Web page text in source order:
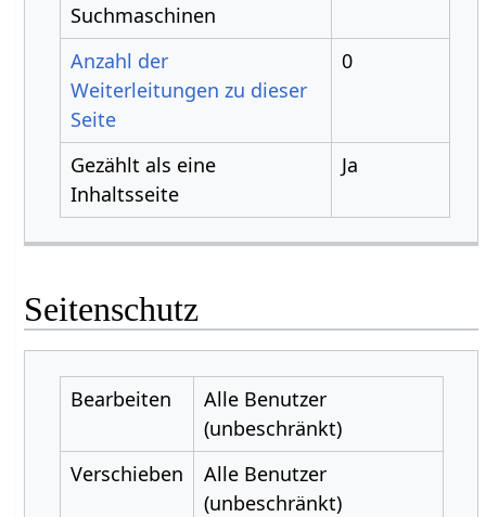
Suchmaschinen
Anzahl der
Weiterleitungen zu dieser
Seite
0
Gezählt als eine
Inhaltsseite
Ja
Seitenschutz
Bearbeiten
Alle Benutzer
(unbeschränkt)
Verschieben
Alle Benutzer
(unbeschränkt)